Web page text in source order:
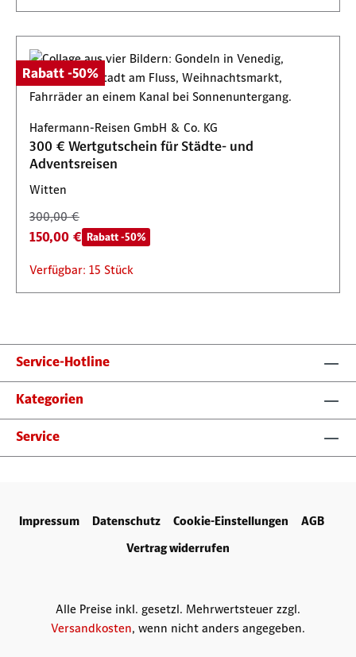
Rabatt -50%
Hafermann-Reisen GmbH & Co. KG
300 € Wertgutschein für Städte- und
Adventsreisen
Witten
300,00 €
150,00 € Rabatt -50%
Verfügbar: 15 Stück
Service-Hotline
Kategorien
Service
Impressum Datenschutz Cookie-Einstellungen
AGB
Vertrag widerrufen
Alle Preise inkl. gesetzl. Mehrwertsteuer zzgl.
Versandkosten, wenn nicht anders angegeben.